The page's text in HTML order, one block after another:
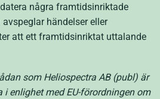
några framtidsinriktade
händelser eller
att ett framtidsinriktat uttalande
som Heliospectra AB (publ) är
enlighet med EU-förordningen om